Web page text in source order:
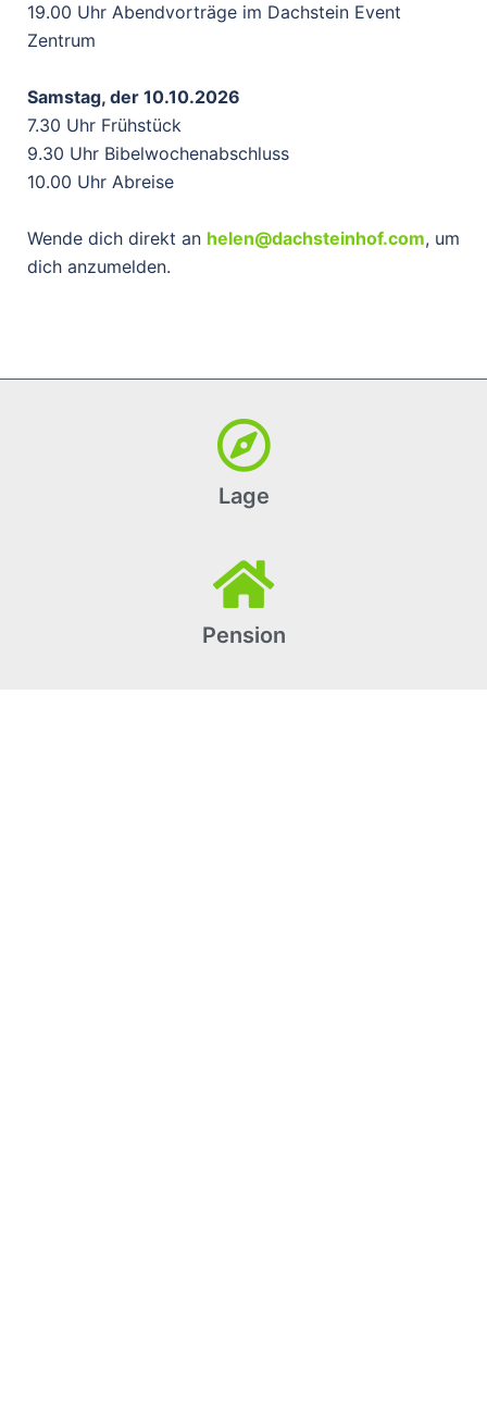
19.00 Uhr Abendvorträge im Dachstein Event
Zentrum
Samstag, der 10.10.2026
7.30 Uhr Frühstück
9.30 Uhr Bibelwochenabschluss
10.00 Uhr Abreise
Wende dich direkt an helen@dachsteinhof.com, um
dich anzumelden.
Lage
Pension